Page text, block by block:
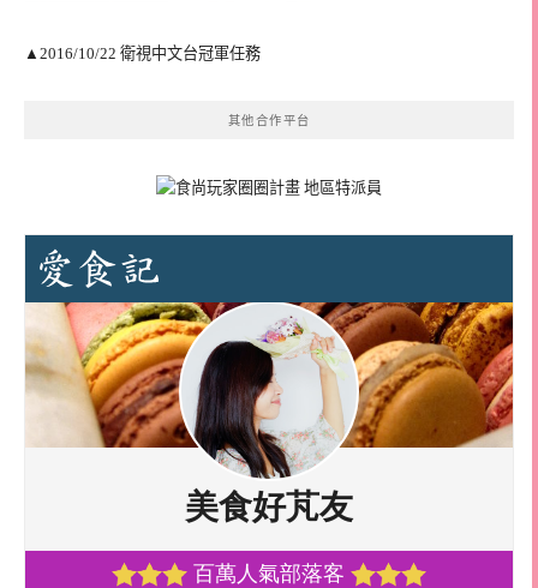
▲2016/10/22 衛視中文台冠軍任務
其他合作平台